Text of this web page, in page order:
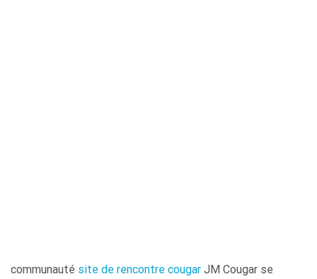
communauté site de rencontre cougar JM Cougar se